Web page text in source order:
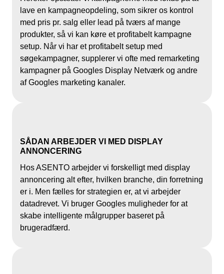
lave en kampagneopdeling, som sikrer os kontrol
med pris pr. salg eller lead på tværs af mange
produkter, så vi kan køre et profitabelt kampagne
setup. Når vi har et profitabelt setup med
søgekampagner, supplerer vi ofte med remarketing
kampagner på Googles Display Netværk og andre
af Googles marketing kanaler.
SÅDAN ARBEJDER VI MED DISPLAY
ANNONCERING
Hos ASENTO arbejder vi forskelligt med display
annoncering alt efter, hvilken branche, din forretning
er i. Men fælles for strategien er, at vi arbejder
datadrevet. Vi bruger Googles muligheder for at
skabe intelligente målgrupper baseret på
brugeradfærd.